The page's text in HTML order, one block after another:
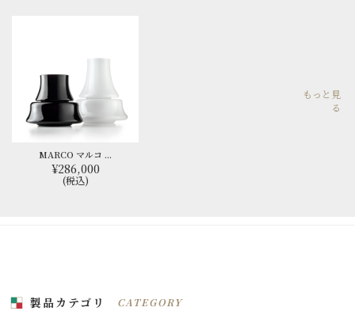
MARCO マルコ ...
¥286,000
(税込)
もっと見
る
製品カテゴリ CATEGORY